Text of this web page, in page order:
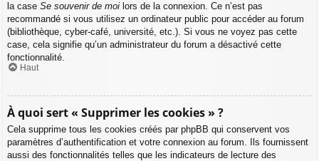
la case Se souvenir de moi lors de la connexion. Ce n’est pas
recommandé si vous utilisez un ordinateur public pour accéder au forum
(bibliothèque, cyber-café, université, etc.). Si vous ne voyez pas cette
case, cela signifie qu’un administrateur du forum a désactivé cette
fonctionnalité.
Haut
À quoi sert « Supprimer les cookies » ?
Cela supprime tous les cookies créés par phpBB qui conservent vos
paramètres d’authentification et votre connexion au forum. Ils fournissent
aussi des fonctionnalités telles que les indicateurs de lecture des